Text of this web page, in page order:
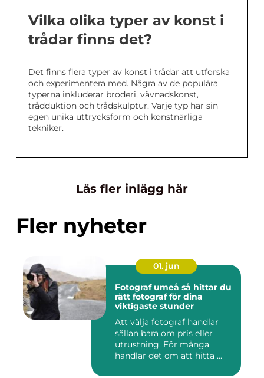
Vilka olika typer av konst i
trådar finns det?
Det finns flera typer av konst i trådar att utforska
och experimentera med. Några av de populära
typerna inkluderar broderi, vävnadskonst,
trådduktion och trådskulptur. Varje typ har sin
egen unika uttrycksform och konstnärliga
tekniker.
Läs fler inlägg här
Fler nyheter
01. jun
Fotograf umeå så hittar du
rätt fotograf för dina
viktigaste stunder
Att välja fotograf handlar
sällan bara om pris eller
utrustning. För många
handlar det om att hitta ...